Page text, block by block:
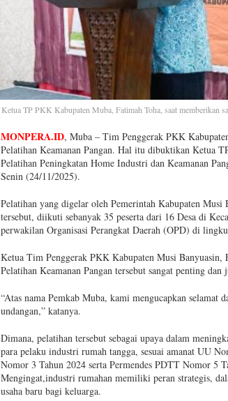
Ketua TP PKK Kabupaten Muba, Fatimah Toha, saat memberikan
MONPERA.ID, Muba – Tim Penggerak PKK
Pelatihan Keamanan Pangan. Hal itu dibuktikan Ketua
Pelatihan Peningkatan Home Industri dan Keamanan
Senin (24/11/2025).
Pelatihan yang digelar oleh Pemerintah Kabupaten
tersebut, diikuti sebanyak 35 peserta dari 16 Desa di
perwakilan Organisasi Perangkat Daerah (OPD) di
Ketua Tim Penggerak PKK Kabupaten Musi
Pelatihan Keamanan Pangan tersebut sangat penting
“Atas nama Pemkab Muba, kami mengucapkan selamat
undangan,” katanya.
Dimana, pelatihan tersebut sebagai upaya dalam
para pelaku industri rumah tangga, sesuai amanat UU
Nomor 3 Tahun 2024 serta Permendes PDTT Nomor 5
Mengingat,industri rumahan memiliki peran strategis,
usaha baru bagi keluarga.